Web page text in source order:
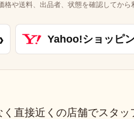
や送料、出品者、状態を確認してから
› Yahoo!ショッピ
直接近くの店舗でスタ